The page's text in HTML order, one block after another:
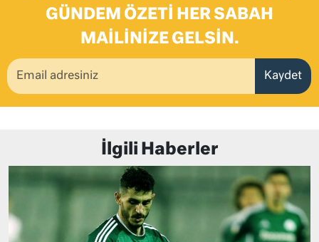
GÜNDEM ÖZETI HER SABAH
MAILINIZE GELSIN.
Kaydet
İlgili Haberler